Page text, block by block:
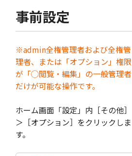
事前設定
※admin全権管理者および全権管
理者、または「オプション」権限
が「◯閲覧・編集」の一般管理者
だけが可能な操作です。
ホーム画面「設定」内［その他］
＞［オプション］をクリックしま
す。